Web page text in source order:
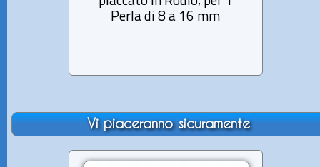
Perla di 8 a 16 mm
Vi piaceranno sicuramente